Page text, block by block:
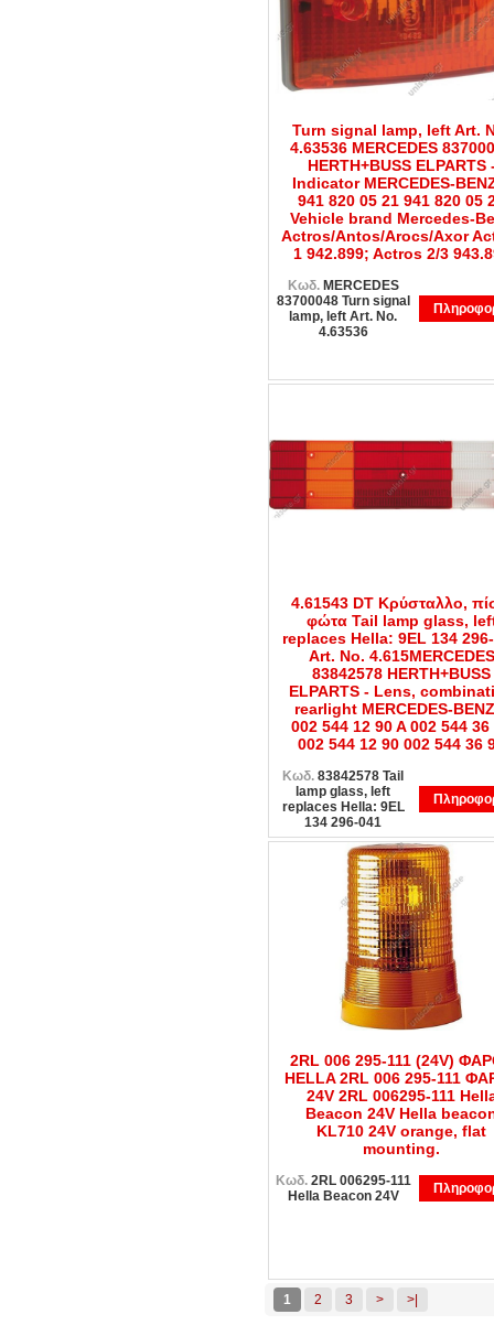
Turn signal lamp, left Art.
4.63536 MERCEDES
HERTH+BUSS ELPARTS
Indicator MERCEDES-
941 820 05 21 941 820 05
Vehicle brand Mercedes-
Actros/Antos/Arocs/Axor
1 942.899; Actros 2/3
Κωδ. MERCEDES
83700048 Turn signal
lamp, left Art. No.
4.63536
4.61543 DT Κρύσταλλο,
φώτα Tail lamp glass,
replaces Hella: 9EL 134
Art. No. 4.615MERCEDES
83842578 HERTH+BUSS
ELPARTS - Lens,
rearlight MERCEDES-
002 544 12 90 A 002 544 36
002 544 12 90 002 544 36
Κωδ. 83842578 Tail
lamp glass, left
replaces Hella: 9EL
134 296-041
2RL 006 295-111 (24V)
HELLA 2RL 006 295-111
24V 2RL 006295-111
Beacon 24V Hella
KL710 24V orange, flat
mounting.
Κωδ. 2RL 006295-111
Hella Beacon 24V
1 2 3 > >|